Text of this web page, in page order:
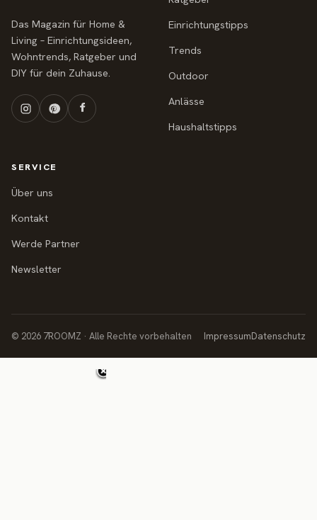
Das Magazin für Home &
Living – Einrichtungsideen,
Wohntrends, Ratgeber und
DIY für dein Zuhause.
Einrichtungstipps
Trends
Outdoor
Anlässe
Haushaltstipps
SERVICE
Über uns
Kontakt
Werde Partner
Newsletter
© 2026 7ROOMZ · Alle Rechte vorbehalten ImpressumDatenschutz